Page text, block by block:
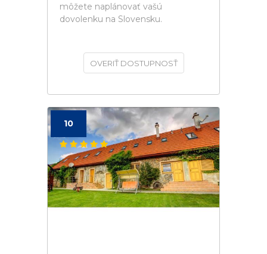
môžete naplánovať vašú
dovolenku na Slovensku.
OVERIŤ DOSTUPNOSŤ
10